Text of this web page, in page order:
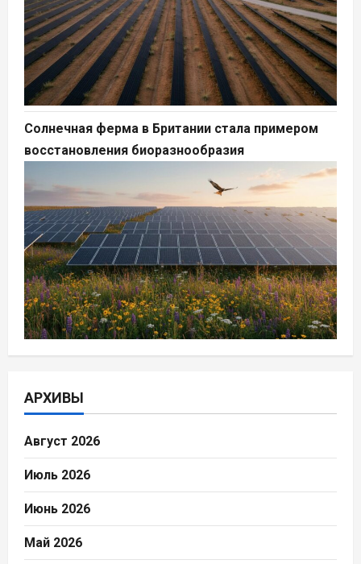
Солнечная ферма в Британии стала примером
восстановления биоразнообразия
АРХИВЫ
Август 2026
Июль 2026
Июнь 2026
Май 2026